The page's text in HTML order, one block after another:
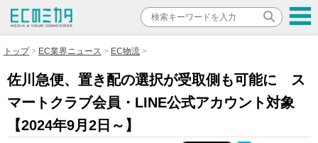
トップ EC業界ニュース EC物流
佐川急便、置き配の選択が受取側も可能に ス
マートクラブ会員・LINE公式アカウント対象
【2024年9月2日～】